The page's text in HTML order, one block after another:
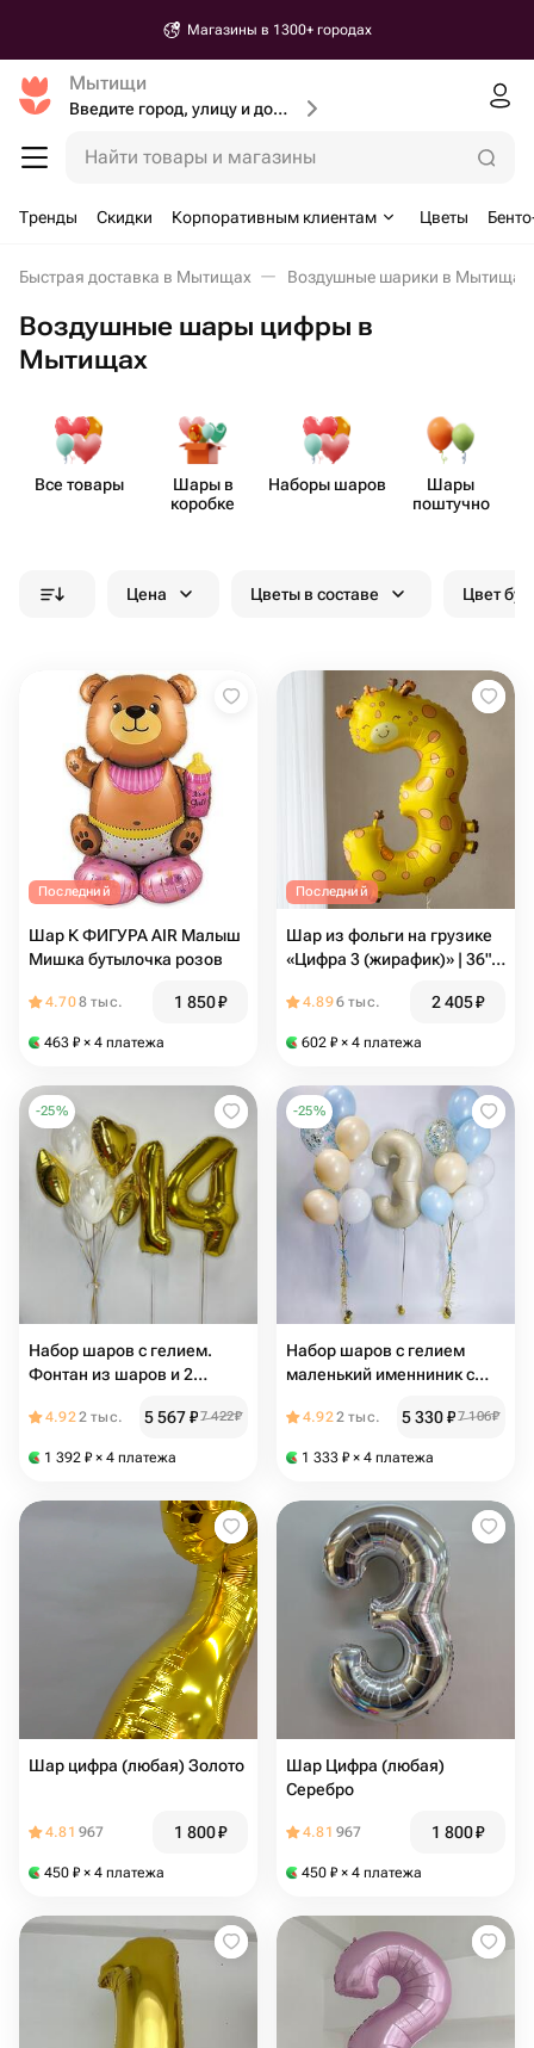
Магазины в 1300+ городах
Мытищи
Введите город, улицу и дом доставки
Найти товары и магазины
Тренды Скидки Корпоративным клиентам Цветы
Быстрая доставка в Мытищах Воздушные шарики в Мытищах
Воздушные шары цифры в
Мытищах
Все товары
Шары в
коробке
Наборы шаров
Шары
поштучно
Цена Цветы в составе Цвет
Последний
Шар К ФИГУРА AIR Малыш
Мишка бутылочка розов
4.708 тыс. 1 850₽
463 ₽ × 4 платежа
Последний
Шар из фольги на грузике
«Цифра 3 (жирафик)» | 36"
4.896 тыс. 2 405₽
602 ₽ × 4 платежа
-25%
Набор шаров с гелием.
Фонтан из шаров и 2
4.922 тыс. 5 567₽7 422₽
1 392 ₽ × 4 платежа
-25%
Набор шаров с гелием
маленький именниник с
4.922 тыс. 5 330₽7 106₽
1 333 ₽ × 4 платежа
Шар цифра (любая) Золото
4.81 967 1 800₽
450 ₽ × 4 платежа
Шар Цифра (любая)
Серебро
4.81 967 1 800₽
450 ₽ × 4 платежа